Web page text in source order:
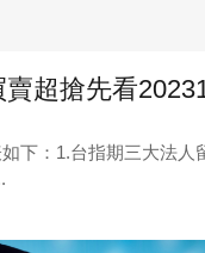
超搶先看
下：1.台指期三大法人